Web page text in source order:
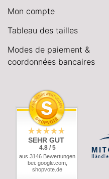
Mon compte
Tableau des tailles
Modes de paiement &
coordonnées bancaires
SEHR GUT
4.8 / 5
aus 3146 Bewertungen
bei: google.com,
shopvote.de